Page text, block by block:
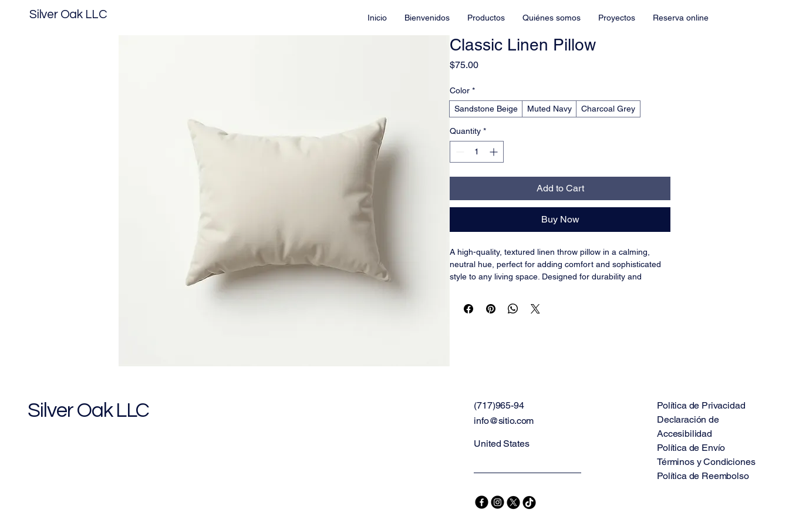
Silver Oak LLC Inicio Bienvenidos Productos Quiénes somos Proyectos Reserva online
Classic Linen Pillow
$75.00Price
Color *
Sandstone Beige
Muted Navy Charcoal Grey
Quantity *
Add to Cart
Buy Now
A high-quality, textured linen throw pillow in a calming,
neutral hue, perfect for adding comfort and sophisticated
style to any living space. Designed for durability and
Silver Oak LLC
(717)965-94
info@sitio.com
United States
Política de Privacidad
Declaración de
Accesibilidad
Política de Envío
Términos y Condiciones
Política de Reembolso